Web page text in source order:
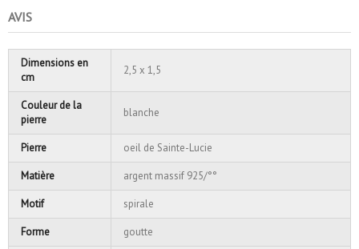
AVIS
Dimensions en
cm
2,5 x 1,5
Couleur de la
pierre
blanche
Pierre oeil de Sainte-Lucie
Matière argent massif 925/°°
Motif spirale
Forme goutte